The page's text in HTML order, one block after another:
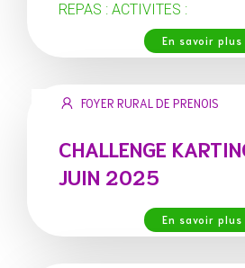
REPAS : ACTIVITES :
En savoir plus
FOYER RURAL DE PRENOIS
CHALLENGE
JUIN 2025
En savoir plus